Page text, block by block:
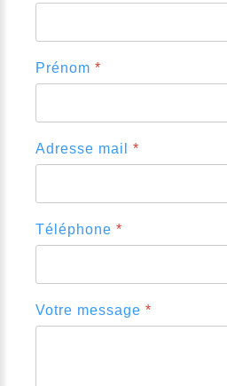
Prénom *
Adresse mail *
Téléphone *
Votre message *